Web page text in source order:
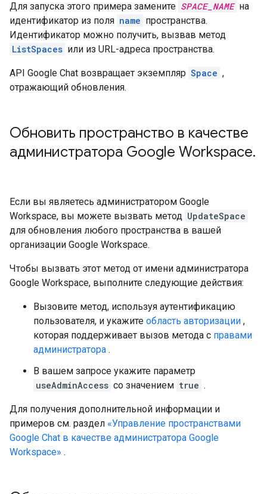
Для запуска этого примера замените SPACE_NAME на
идентификатор из поля name пространства.
Идентификатор можно получить, вызвав метод
ListSpaces или из URL-адреса пространства.
API Google Chat возвращает экземпляр Space ,
отражающий обновления.
Обновить пространство в качестве
администратора Google Workspace.
Если вы являетесь администратором Google
Workspace, вы можете вызвать метод UpdateSpace
для обновления любого пространства в вашей
организации Google Workspace.
Чтобы вызвать этот метод от имени администратора
Google Workspace, выполните следующие действия:
Вызовите метод, используя аутентификацию
пользователя, и укажите область авторизации ,
которая поддерживает вызов метода с правами
администратора .
В вашем запросе укажите параметр
useAdminAccess со значением true .
Для получения дополнительной информации и
примеров см. раздел «Управление пространствами
Google Chat в качестве администратора Google
Workspace» .